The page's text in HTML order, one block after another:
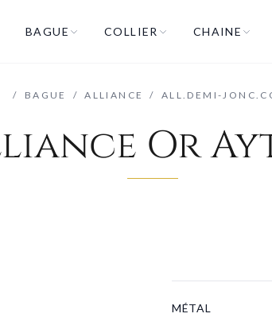
BAGUE COLLIER CHAINE
/ BAGUE / ALLIANCE / ALL.DEMI-
Or
MÉTAL